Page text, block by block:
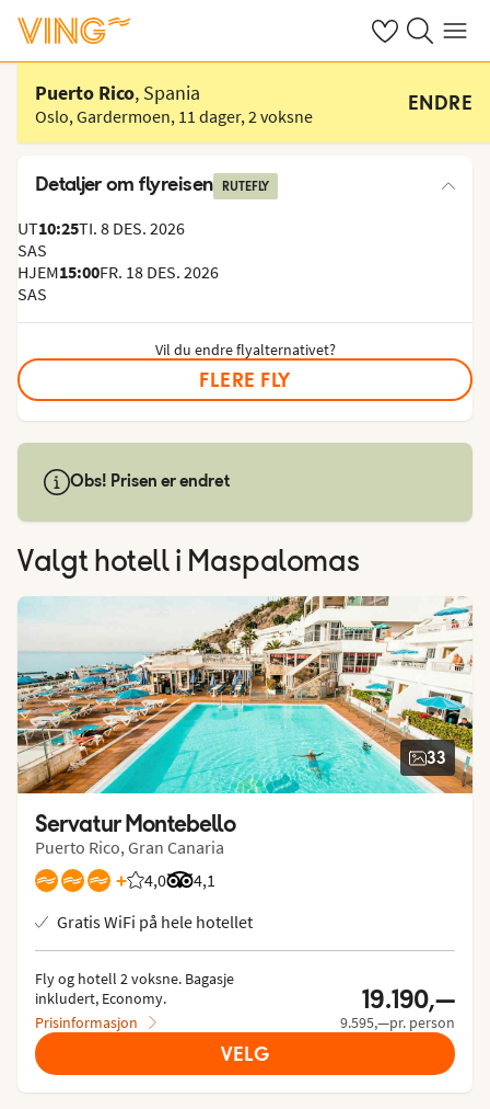
Se dine sparte
Søk påMeny
Velg hotell
Puerto Rico, Spania
Oslo, Gardermoen, 11 dager,2 voksne
ENDRE
Detaljer om flyreisen RUTEFLY
UT10:25TI. 8 DES. 2026
SAS
HJEM15:00FR. 18 DES. 2026
SAS
Vil du endre flyalternativet?
FLERE FLY
Obs! Prisen er endret
Valgt hotell i Maspalomas
33
Servatur Montebello
Puerto Rico, Gran Canaria
+ 4,0
Vurdering fra Vings gjester: 4.017/5
4,1
Vurdering fra Tripadvisor: 4.1 of 5
Gratis WiFi på hele hotellet
Fly og hotell 2 voksne. Bagasje
inkludert, Economy.
Prisinformasjon
19.190,—
9.595,—pr. person
VELG